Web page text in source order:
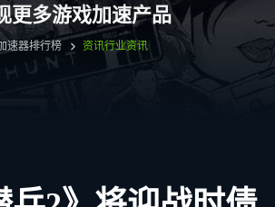
更多游戏加速产品
速器排行榜 资讯行业资讯